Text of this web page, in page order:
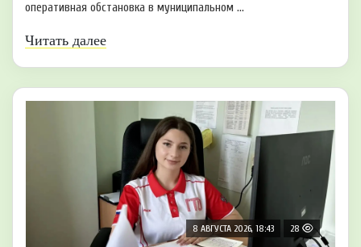
оперативная обстановка в муниципальном ...
Читать далее
8 АВГУСТА 2026, 18:43 28